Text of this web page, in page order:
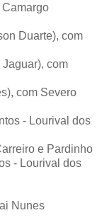
Duarte), com
com
com Severo
- Lourival dos
e Pardinho
- Lourival dos
Nunes